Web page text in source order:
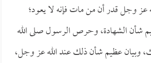
عز وجل قدر أن من مات فإنه لا يعود؛
شأن الشهادة، وحرص الرسول صلى الله
وبيان عظيم شأن ذلك عند الله عز وجل،